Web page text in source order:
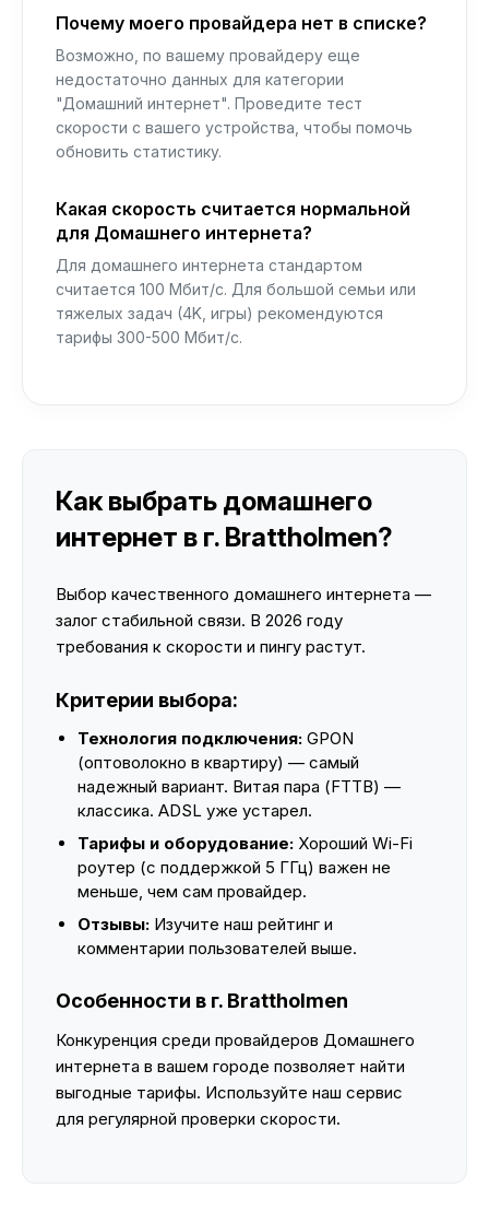
Почему моего провайдера нет в списке?
Возможно, по вашему провайдеру еще
недостаточно данных для категории
"Домашний интернет". Проведите тест
скорости с вашего устройства, чтобы помочь
обновить статистику.
Какая скорость считается нормальной
для Домашнего интернета?
Для домашнего интернета стандартом
считается 100 Мбит/с. Для большой семьи или
тяжелых задач (4K, игры) рекомендуются
тарифы 300-500 Мбит/с.
Как выбрать домашнего
интернет в г. Brattholmen?
Выбор качественного домашнего интернета —
залог стабильной связи. В 2026 году
требования к скорости и пингу растут.
Критерии выбора:
Технология подключения: GPON
(оптоволокно в квартиру) — самый
надежный вариант. Витая пара (FTTB) —
классика. ADSL уже устарел.
Тарифы и оборудование: Хороший Wi-Fi
роутер (с поддержкой 5 ГГц) важен не
меньше, чем сам провайдер.
Отзывы: Изучите наш рейтинг и
комментарии пользователей выше.
Особенности в г. Brattholmen
Конкуренция среди провайдеров Домашнего
интернета в вашем городе позволяет найти
выгодные тарифы. Используйте наш сервис
для регулярной проверки скорости.